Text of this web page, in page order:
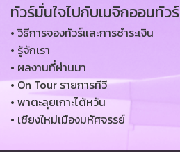
ทัวร์มั่นใจไปกับเมจิกออนทัวร์
• วิธีการจองทัวร์และการชำระเงิน
• รู้จักเรา
• ผลงานที่ผ่านมา
• On Tour รายการทีวี
• พาตะลุยเกาะไต้หวัน
• เชียงใหม่เมืองมหัศจรรย์